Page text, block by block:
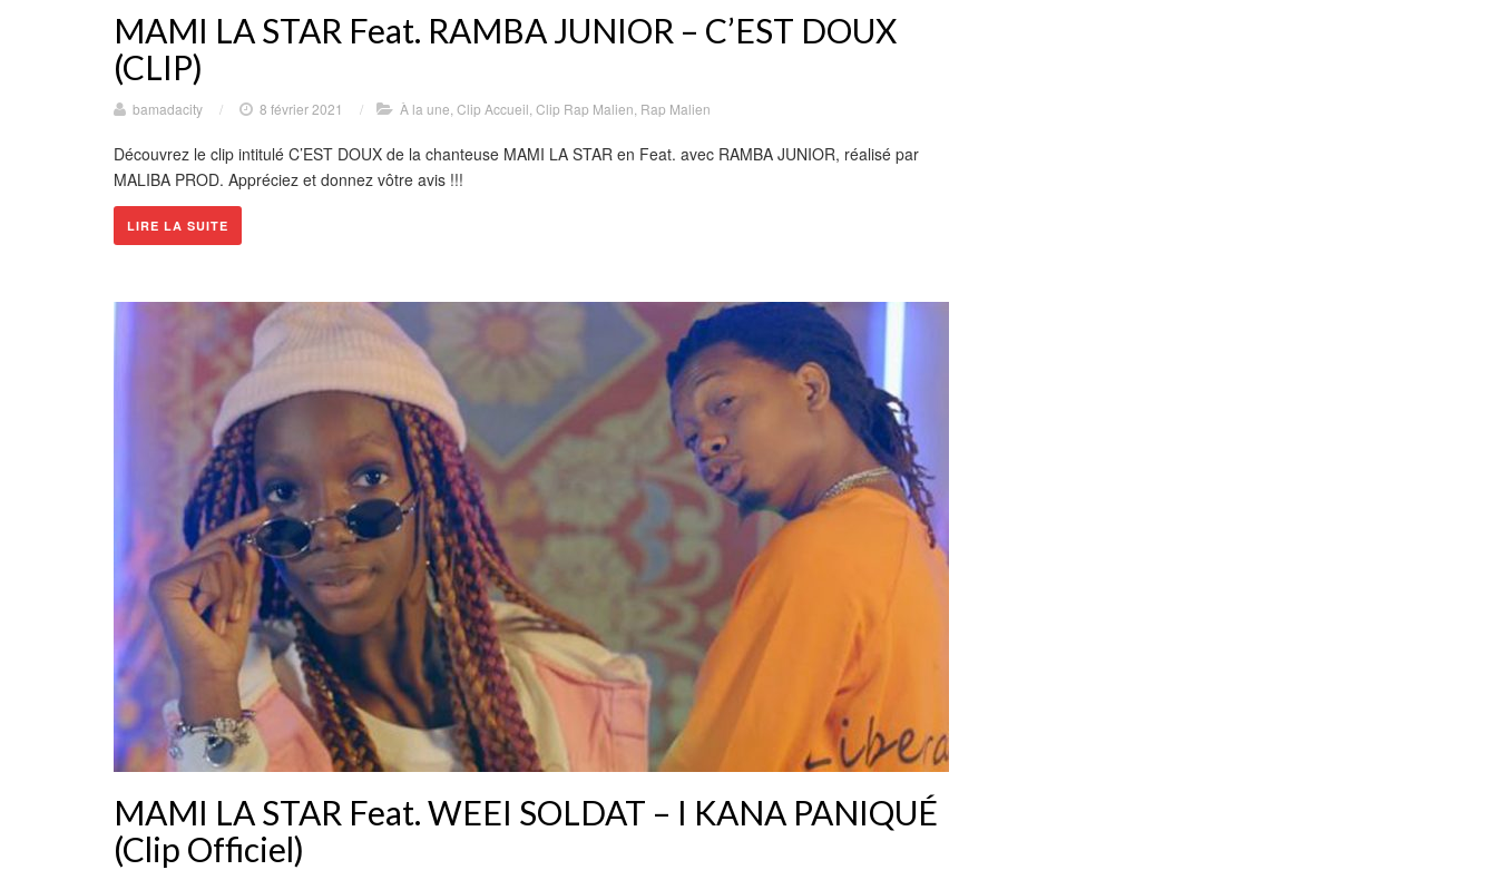
MAMI LA STAR Feat. RAMBA JUNIOR – C’EST DOUX
(CLIP)
bamadacity / 8 février 2021 / À la une Clip Accueil Clip Rap Malien Rap Malien
Découvrez le clip intitulé C’EST DOUX de la chanteuse MAMI LA STAR en Feat. avec RAMBA JUNIOR, réalisé par
MALIBA PROD. Appréciez et donnez vôtre avis !!!
LIRE LA SUITE
MAMI LA STAR Feat. WEEI SOLDAT – I KANA PANIQUÉ
(Clip Officiel)